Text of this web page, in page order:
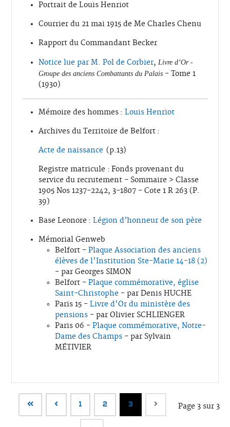
Portrait de Louis Henriot
Courrier du 21 mai 1915 de Me Charles Chenu
Rapport du Commandant Becker
Notice lue par M. Pol de Corbier, Livre d’Or -
Groupe des anciens Combattants du Palais - Tome 1
(1930)
Mémoire des hommes : Louis Henriot
Archives du Territoire de Belfort :
Acte de naissance (p.13)
Registre matricule : Fonds provenant du
service du recrutement - Sommaire > Classe
1905 Nos 1237-2242, 3-1807 - Cote 1 R 263 (P.
39)
Base Leonore : Légion d’honneur de son père
Mémorial Genweb
Belfort - Plaque Association des anciens
élèves de l'Institution Ste-Marie 14-18 (2)
- par Georges SIMON
Belfort - Plaque commémorative, église
Saint-Christophe - par Denis HUCHE
Paris 15 - Livre d'Or du ministère des
pensions - par Olivier SCHLIENGER
Paris 06 - Plaque commémorative, Notre-
Dame des Champs - par Sylvain
MÉTIVIER
Page 3 sur 3
1 2 3